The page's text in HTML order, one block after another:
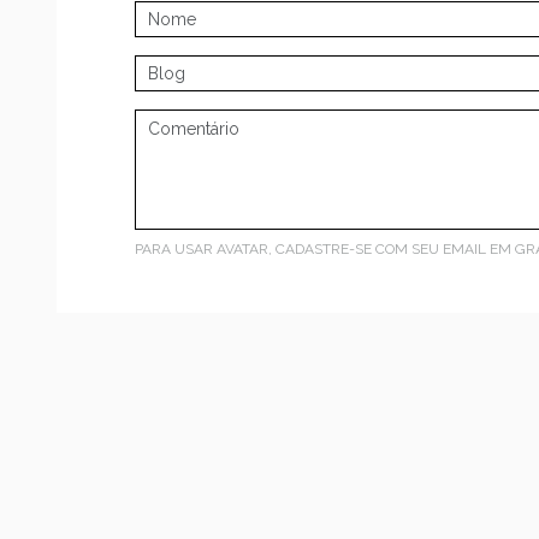
PARA USAR AVATAR, CADASTRE-SE COM SEU EMAIL EM